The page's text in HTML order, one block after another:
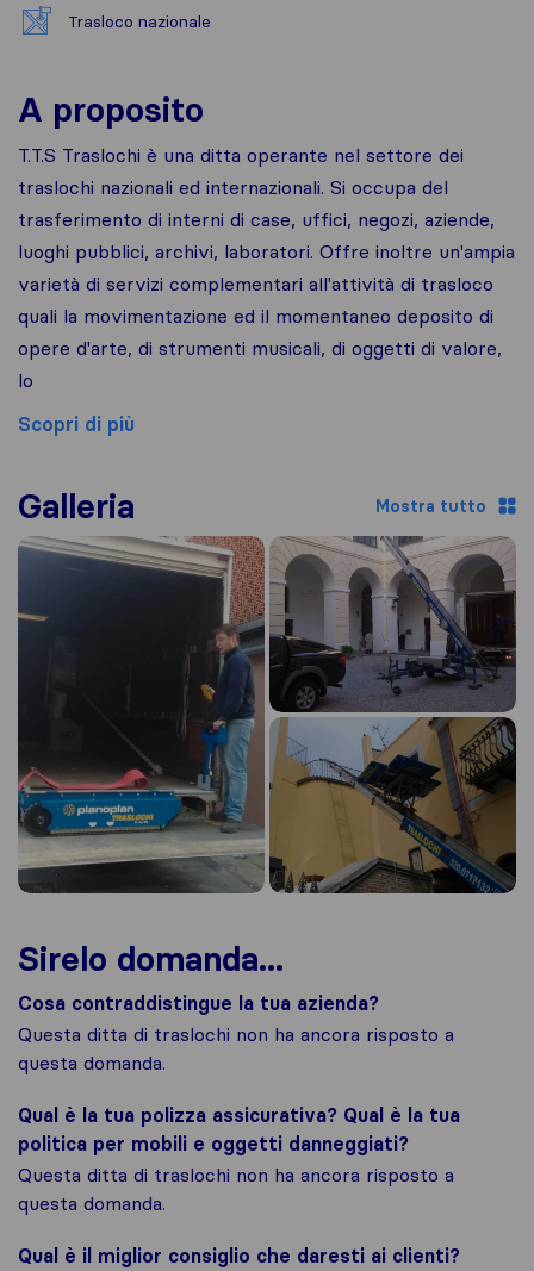
Trasloco nazionale
A proposito
T.T.S Traslochi è una ditta operante nel settore dei
traslochi nazionali ed internazionali. Si occupa del
trasferimento di interni di case, uffici, negozi, aziende,
luoghi pubblici, archivi, laboratori. Offre inoltre un'ampia
varietà di servizi complementari all'attività di trasloco
quali la movimentazione ed il momentaneo deposito di
opere d'arte, di strumenti musicali, di oggetti di valore,
lo
Scopri di più
Galleria Mostra tutto
Sirelo domanda...
Cosa contraddistingue la tua azienda?
Questa ditta di traslochi non ha ancora risposto a
questa domanda.
Qual è la tua polizza assicurativa? Qual è la tua
politica per mobili e oggetti danneggiati?
Questa ditta di traslochi non ha ancora risposto a
questa domanda.
Qual è il miglior consiglio che daresti ai clienti?